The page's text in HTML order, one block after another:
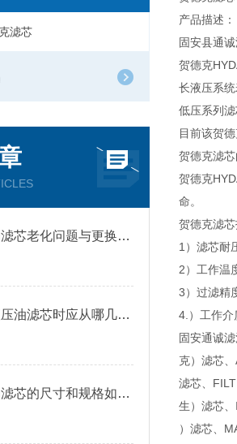
滤芯
贺德克液压油滤芯老化问题与更换策略
选购贺德克液压油滤芯时应从哪几方面考虑？
贺德克液压油滤芯的尺寸和规格如何选择？
产品描述：
固安县通
贺德克
长液压系
低压系列
目前该贺
贺德克滤
贺德克
命。
贺德克滤
1）滤芯耐
2）工作温
3）过滤精
4.）工作介
固安通诚
克）滤芯
滤芯、
生）滤芯
）滤芯、